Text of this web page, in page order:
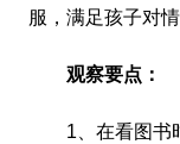
服，满足孩子对
观察要点：
1、在看图书时